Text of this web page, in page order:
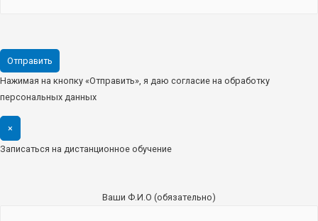
Нажимая на кнопку «Отправить», я даю согласие на обработку
персональных данных
×
Записаться на дистанционное обучение
Ваши Ф.И.О (обязательно)